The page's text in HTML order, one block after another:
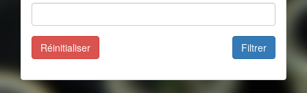
Filtrer
Réinitialiser